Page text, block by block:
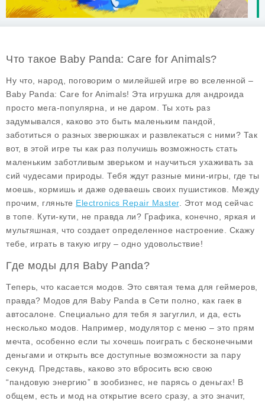
Что такое Baby Panda: Care for Animals?
Ну что, народ, поговорим о милейшей игре во вселенной –
Baby Panda: Care for Animals! Эта игрушка для андроида
просто мега-популярна, и не даром. Ты хоть раз
задумывался, каково это быть маленьким пандой,
заботиться о разных зверюшках и развлекаться с ними? Так
вот, в этой игре ты как раз получишь возможность стать
маленьким заботливым зверьком и научиться ухаживать за
сий чудесами природы. Тебя ждут разные мини-игры, где ты
моешь, кормишь и даже одеваешь своих пушистиков. Между
прочим, гляньте Electronics Repair Master. Этот мод сейчас
в топе. Кути-кути, не правда ли? Графика, конечно, яркая и
мультяшная, что создает определенное настроение. Скажу
тебе, играть в такую игру – одно удовольствие!
Где моды для Baby Panda?
Теперь, что касается модов. Это святая тема для геймеров,
правда? Модов для Baby Panda в Сети полно, как гаек в
автосалоне. Специально для тебя я загуглил, и да, есть
несколько модов. Например, модулятор с меню – это прям
мечта, особенно если ты хочешь поиграть с бесконечными
деньгами и открыть все доступные возможности за пару
секунд. Представь, каково это вбросить всю свою
“пандовую энергию” в зообизнес, не парясь о деньгах! В
общем, есть и мод на открытие всего сразу, а это значит,